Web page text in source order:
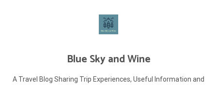
Blue Sky and Wine
A Travel Blog Sharing Trip Experiences, Useful Information and